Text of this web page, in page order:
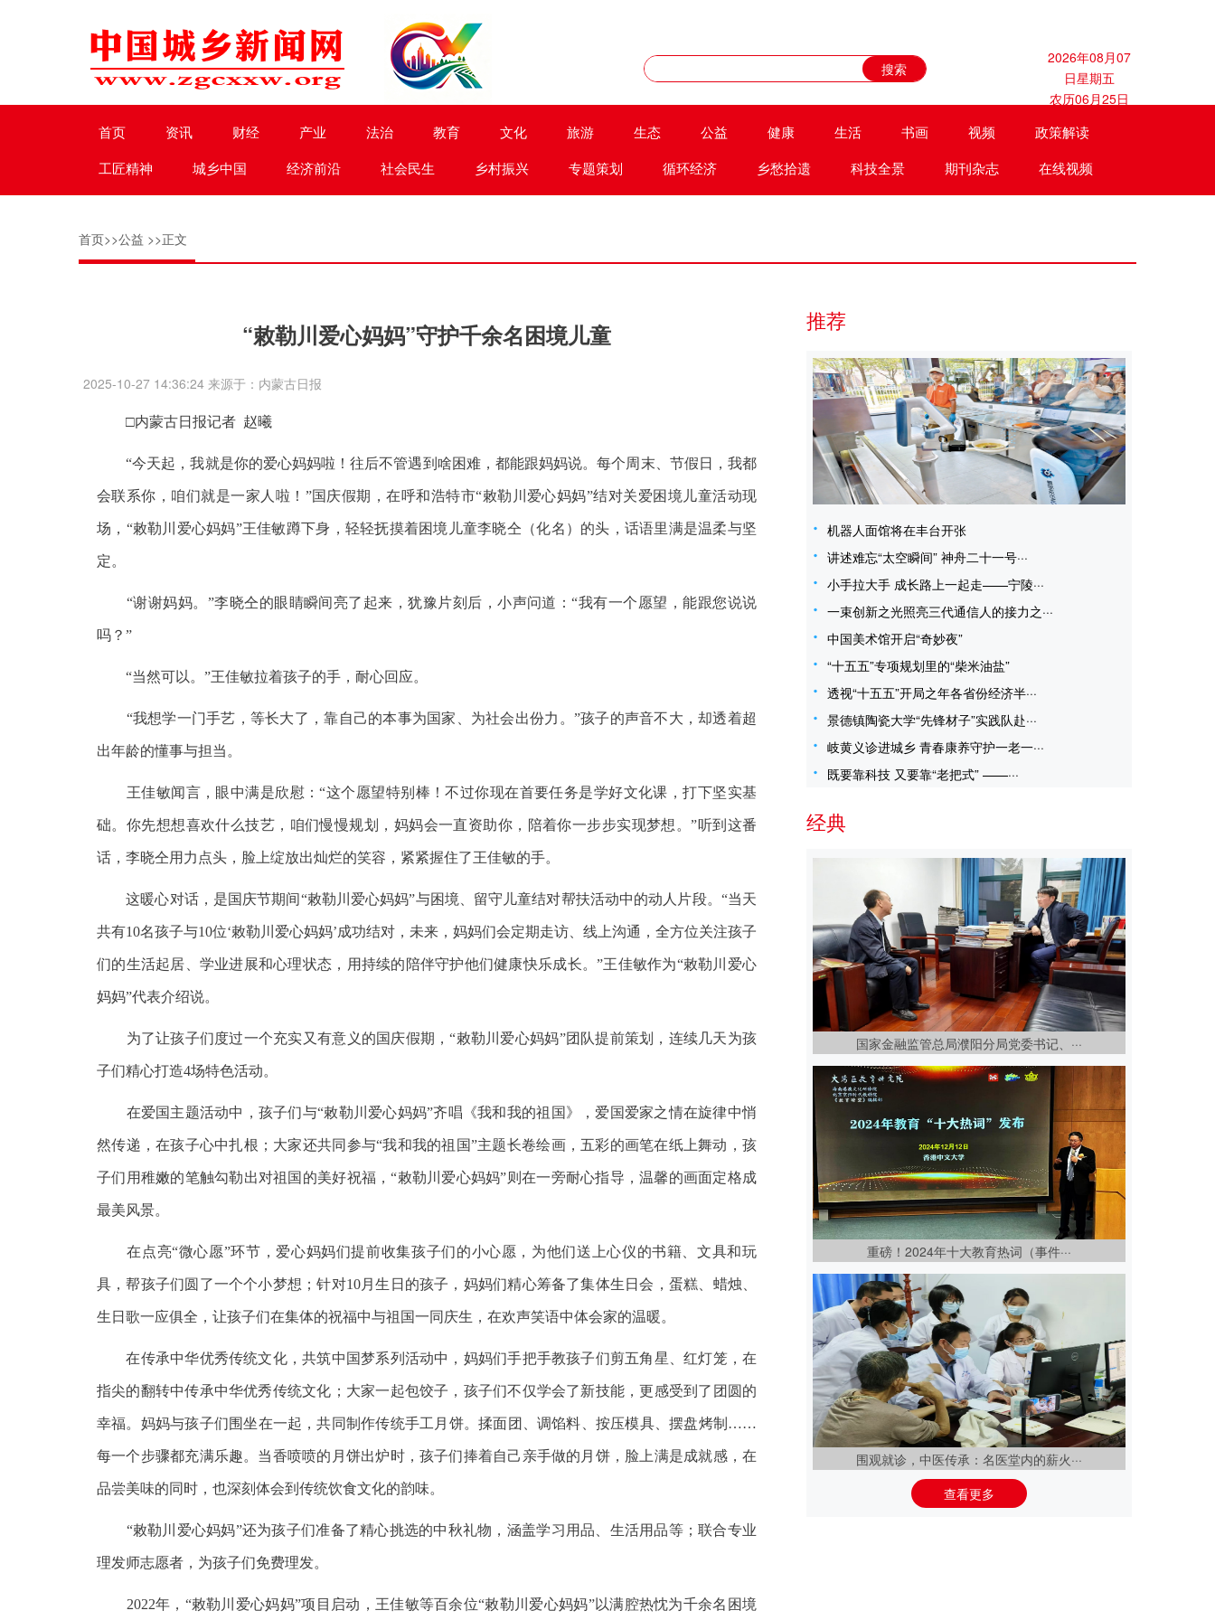
2026年08月07
日星期五
农历06月25日
首页 资讯 财经 产业 法治 教育 文化 旅游 生态 公益 健康 生活 书画 视频
政策解读
工匠精神
城乡中国 经济前沿 社会民生 乡村振兴 专题策划 循环经济 乡愁拾遗 科技全景 期刊杂志 在线视频
首页>>公益 >>正文
“敕勒川爱心妈妈”守护千余名困境儿童
2025-10-27 14:36:24 来源于：内蒙古日报
□内蒙古日报记者 赵曦
“今天起，我就是你的爱心妈妈啦！往后不管遇到啥困难，都能跟妈妈说。每个周末、节假日，我都
会联系你，咱们就是一家人啦！”国庆假期，在呼和浩特市“敕勒川爱心妈妈”结对关爱困境儿童活动现
场，“敕勒川爱心妈妈”王佳敏蹲下身，轻轻抚摸着困境儿童李晓仝（化名）的头，话语里满是温柔与坚
定。
“谢谢妈妈。”李晓仝的眼睛瞬间亮了起来，犹豫片刻后，小声问道：“我有一个愿望，能跟您说说
吗？”
“当然可以。”王佳敏拉着孩子的手，耐心回应。
“我想学一门手艺，等长大了，靠自己的本事为国家、为社会出份力。”孩子的声音不大，却透着超
出年龄的懂事与担当。
王佳敏闻言，眼中满是欣慰：“这个愿望特别棒！不过你现在首要任务是学好文化课，打下坚实基
础。你先想想喜欢什么技艺，咱们慢慢规划，妈妈会一直资助你，陪着你一步步实现梦想。”听到这番
话，李晓仝用力点头，脸上绽放出灿烂的笑容，紧紧握住了王佳敏的手。
这暖心对话，是国庆节期间“敕勒川爱心妈妈”与困境、留守儿童结对帮扶活动中的动人片段。“当天
共有10名孩子与10位‘敕勒川爱心妈妈’成功结对，未来，妈妈们会定期走访、线上沟通，全方位关注孩子
们的生活起居、学业进展和心理状态，用持续的陪伴守护他们健康快乐成长。”王佳敏作为“敕勒川爱心
妈妈”代表介绍说。
为了让孩子们度过一个充实又有意义的国庆假期，“敕勒川爱心妈妈”团队提前策划，连续几天为孩
子们精心打造4场特色活动。
在爱国主题活动中，孩子们与“敕勒川爱心妈妈”齐唱《我和我的祖国》，爱国爱家之情在旋律中悄
然传递，在孩子心中扎根；大家还共同参与“我和我的祖国”主题长卷绘画，五彩的画笔在纸上舞动，孩
子们用稚嫩的笔触勾勒出对祖国的美好祝福，“敕勒川爱心妈妈”则在一旁耐心指导，温馨的画面定格成
最美风景。
在点亮“微心愿”环节，爱心妈妈们提前收集孩子们的小心愿，为他们送上心仪的书籍、文具和玩
具，帮孩子们圆了一个个小梦想；针对10月生日的孩子，妈妈们精心筹备了集体生日会，蛋糕、蜡烛、
生日歌一应俱全，让孩子们在集体的祝福中与祖国一同庆生，在欢声笑语中体会家的温暖。
在传承中华优秀传统文化，共筑中国梦系列活动中，妈妈们手把手教孩子们剪五角星、红灯笼，在
指尖的翻转中传承中华优秀传统文化；大家一起包饺子，孩子们不仅学会了新技能，更感受到了团圆的
幸福。妈妈与孩子们围坐在一起，共同制作传统手工月饼。揉面团、调馅料、按压模具、摆盘烤制……
每一个步骤都充满乐趣。当香喷喷的月饼出炉时，孩子们捧着自己亲手做的月饼，脸上满是成就感，在
品尝美味的同时，也深刻体会到传统饮食文化的韵味。
“敕勒川爱心妈妈”还为孩子们准备了精心挑选的中秋礼物，涵盖学习用品、生活用品等；联合专业
理发师志愿者，为孩子们免费理发。
2022年，“敕勒川爱心妈妈”项目启动，王佳敏等百余位“敕勒川爱心妈妈”以满腔热忱为千余名困境
推荐
机器人面馆将在丰台开张
讲述难忘“太空瞬间” 神舟二十一号···
小手拉大手 成长路上一起走——宁陵···
一束创新之光照亮三代通信人的接力之···
中国美术馆开启“奇妙夜”
“十五五”专项规划里的“柴米油盐”
透视“十五五”开局之年各省份经济半···
景德镇陶瓷大学“先锋材子”实践队赴···
岐黄义诊进城乡 青春康养守护一老一···
既要靠科技 又要靠“老把式” ——···
经典
国家金融监管总局濮阳分局党委书记、···
重磅！2024年十大教育热词（事件···
围观就诊，中医传承：名医堂内的薪火···